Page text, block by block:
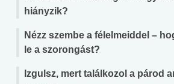
hiányzik?
Nézz szembe a félelmeiddel –
le a szorongást?
Izgulsz, mert találkozol a párod